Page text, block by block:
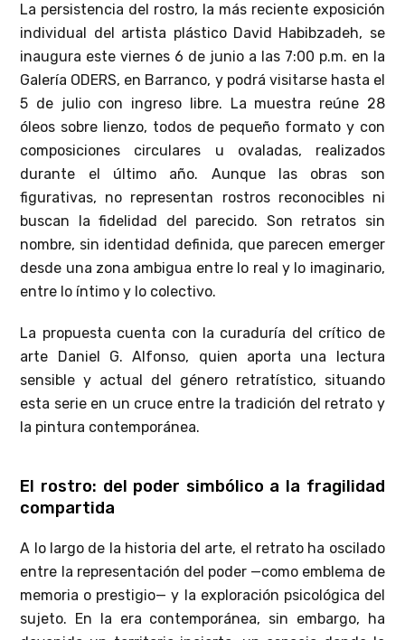
La persistencia del rostro, la más reciente exposición
individual del artista plástico David Habibzadeh, se
inaugura este viernes 6 de junio a las 7:00 p.m. en la
Galería ODERS, en Barranco, y podrá visitarse hasta el
5 de julio con ingreso libre. La muestra reúne 28
óleos sobre lienzo, todos de pequeño formato y con
composiciones circulares u ovaladas, realizados
durante el último año. Aunque las obras son
figurativas, no representan rostros reconocibles ni
buscan la fidelidad del parecido. Son retratos sin
nombre, sin identidad definida, que parecen emerger
desde una zona ambigua entre lo real y lo imaginario,
entre lo íntimo y lo colectivo.
La propuesta cuenta con la curaduría del crítico de
arte Daniel G. Alfonso, quien aporta una lectura
sensible y actual del género retratístico, situando
esta serie en un cruce entre la tradición del retrato y
la pintura contemporánea.
El rostro: del poder simbólico a la fragilidad
compartida
A lo largo de la historia del arte, el retrato ha oscilado
entre la representación del poder —como emblema de
memoria o prestigio— y la exploración psicológica del
sujeto. En la era contemporánea, sin embargo, ha